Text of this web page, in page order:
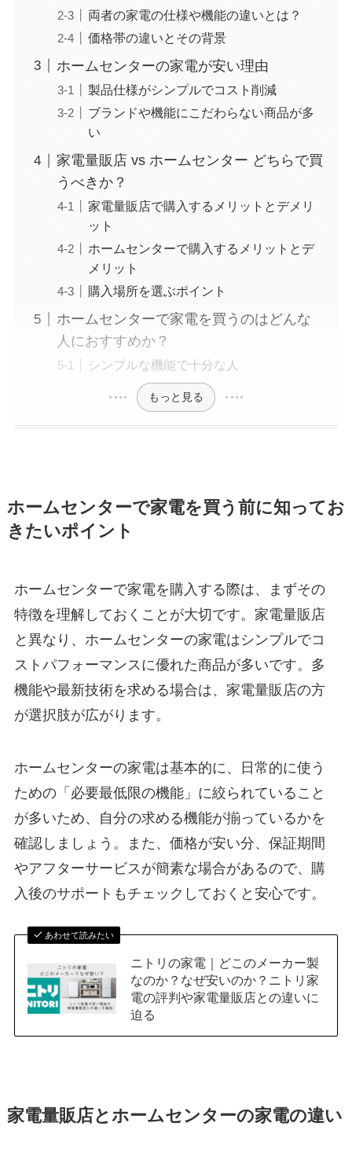
両者の家電の仕様や機能の違いとは？
価格帯の違いとその背景
ホームセンターの家電が安い理由
製品仕様がシンプルでコスト削減
ブランドや機能にこだわらない商品が多
い
家電量販店 vs ホームセンター どちらで買
うべきか？
家電量販店で購入するメリットとデメリ
ット
ホームセンターで購入するメリットとデ
メリット
購入場所を選ぶポイント
ホームセンターで家電を買うのはどんな
人におすすめか？
シンプルな機能で十分な人
もっと見る
ホームセンターで家電を買う前に知ってお
きたいポイント
ホームセンターで家電を購入する際は、まずその
特徴を理解しておくことが大切です。家電量販店
と異なり、ホームセンターの家電はシンプルでコ
ストパフォーマンスに優れた商品が多いです。多
機能や最新技術を求める場合は、家電量販店の方
が選択肢が広がります。
ホームセンターの家電は基本的に、日常的に使う
ための「必要最低限の機能」に絞られていること
が多いため、自分の求める機能が揃っているかを
確認しましょう。また、価格が安い分、保証期間
やアフターサービスが簡素な場合があるので、購
入後のサポートもチェックしておくと安心です。
あわせて読みたい
ニトリの家電｜どこのメーカー製
なのか？なぜ安いのか？ニトリ家
電の評判や家電量販店との違いに
迫る
家電量販店とホームセンターの家電の違い